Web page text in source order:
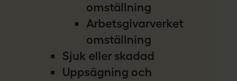
omställning
Arbetsgivarverket
omställning
Sjuk eller skadad
Uppsägning och